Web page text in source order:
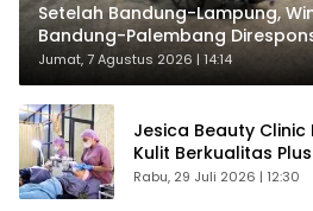
Setelah Bandung-Lampung,
Bandung-Palembang
Penumpang
Jumat, 7 Agustus 2026 | 14:14
Jesica Beauty
Kulit Berkualitas
Rabu, 29 Juli 2026 | 12:30